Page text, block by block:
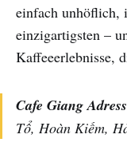
einfach unhöflich,
einzigartigsten –
Kaffeeerlebnisse,
Cafe Giang
Tổ, Hoàn Kiếm,